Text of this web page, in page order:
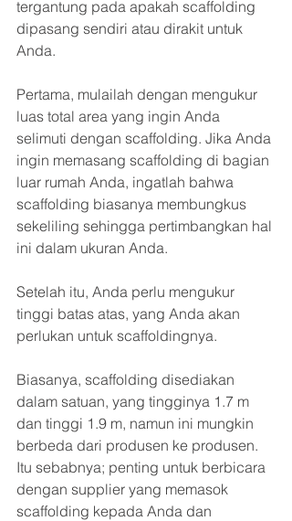
tergantung pada apakah scaffolding
dipasang sendiri atau dirakit untuk
Anda.
Pertama, mulailah dengan mengukur
luas total area yang ingin Anda
selimuti dengan scaffolding. Jika Anda
ingin memasang scaffolding di bagian
luar rumah Anda, ingatlah bahwa
scaffolding biasanya membungkus
sekeliling sehingga pertimbangkan hal
ini dalam ukuran Anda.
Setelah itu, Anda perlu mengukur
tinggi batas atas, yang Anda akan
perlukan untuk scaffoldingnya.
Biasanya, scaffolding disediakan
dalam satuan, yang tingginya 1.7 m
dan tinggi 1.9 m, namun ini mungkin
berbeda dari produsen ke produsen.
Itu sebabnya; penting untuk berbicara
dengan supplier yang memasok
scaffolding kepada Anda dan